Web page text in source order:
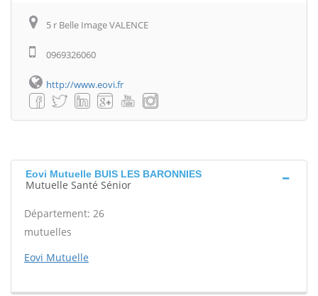
5 r Belle Image VALENCE
0969326060
http://www.eovi.fr
Eovi Mutuelle BUIS LES BARONNIES
Mutuelle Santé Sénior
Département: 26
mutuelles
Eovi Mutuelle